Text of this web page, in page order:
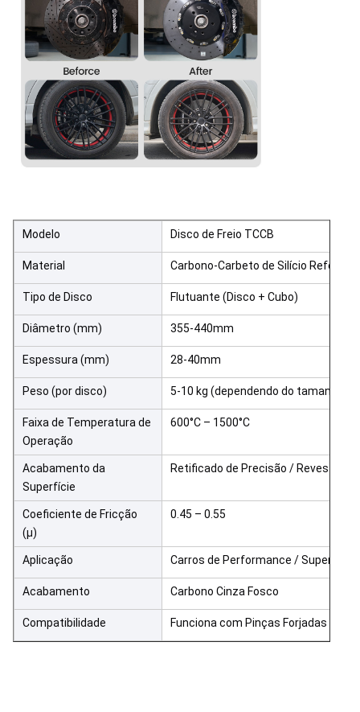
Modelo Disco de Freio TCCB
Material Carbono-Carbeto de Silício
Tipo de Disco Flutuante (Disco + Cubo)
Diâmetro (mm) 355-440mm
Espessura (mm) 28-40mm
Peso (por disco) 5-10 kg (dependendo do tamanho)
Faixa de Temperatura de
Operação
600°C – 1500°C
Acabamento da
Superfície
Retificado de Precisão /
Coeficiente de Fricção
(μ)
0.45 – 0.55
Aplicação Carros de Performance /
Acabamento Carbono Cinza Fosco
Compatibilidade Funciona com Pinças Forjadas TEI